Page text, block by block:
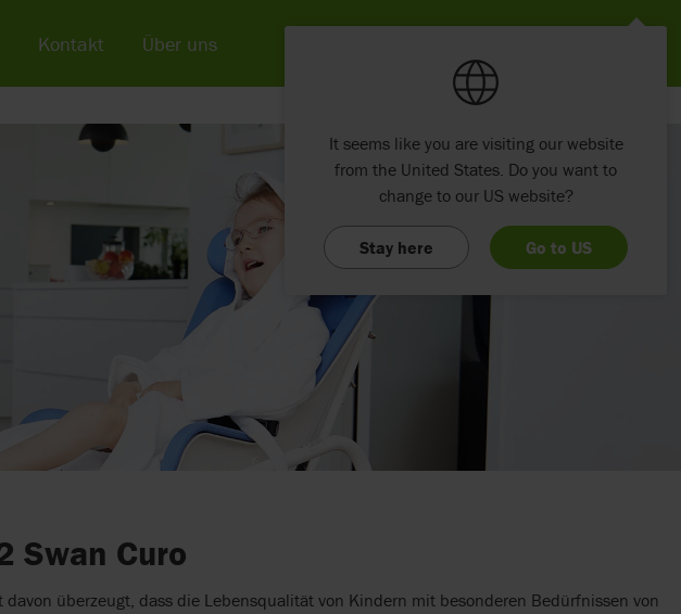
Swan Curo
davon überzeugt, dass die Lebensqualität von Kindern mit besonderen Bedürfnissen von
Kontakt Über uns
It seems like you are visiting our website
from the United States. Do you want to
change to our US website?
Stay here Go to US